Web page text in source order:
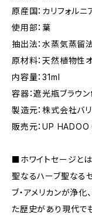
原産国：カリフォルニ
使用部：葉
抽出法：水蒸気蒸留
原材料：天然植物性
内容量：31ml
容器：遮光瓶ブラウ
製造元：株式会社バ
販売元：UP HADOO
■ホワイトセージと
聖なるハーブ聖なる
ブ・アメリカンが浄
た歴史があり現代で